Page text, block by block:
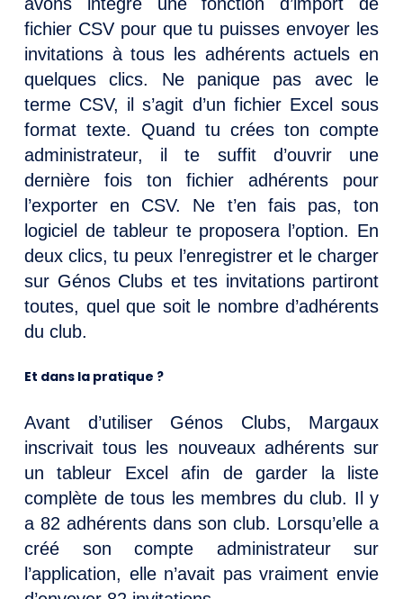
fichier CSV pour que tu puisses envoyer les
invitations à tous les adhérents actuels en
quelques clics. Ne panique pas avec le
terme CSV, il s’agit d’un fichier Excel sous
format texte. Quand tu crées ton compte
administrateur, il te suffit d’ouvrir une
dernière fois ton fichier adhérents pour
l’exporter en CSV. Ne t’en fais pas, ton
logiciel de tableur te proposera l’option. En
deux clics, tu peux l’enregistrer et le charger
sur Génos Clubs et tes invitations partiront
toutes, quel que soit le nombre d’adhérents
du club.
Et dans la pratique ?
Avant d’utiliser Génos Clubs, Margaux
inscrivait tous les nouveaux adhérents sur
un tableur Excel afin de garder la liste
complète de tous les membres du club. Il y
a 82 adhérents dans son club. Lorsqu’elle a
créé son compte administrateur sur
l’application, elle n’avait pas vraiment envie